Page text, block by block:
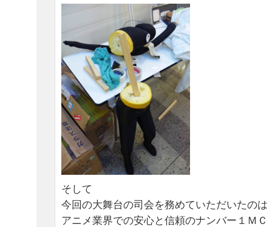
そして
今回の大舞台の司会を務めていただいたのは
アニメ業界での安心と信頼のナンバー１ＭＣ